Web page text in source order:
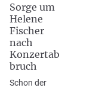
Sorge um
Helene
Fischer
nach
Konzertab
bruch
Schon der